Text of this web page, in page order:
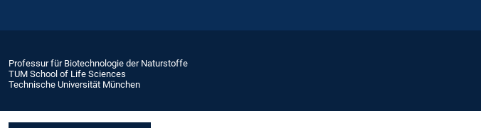
Professur für Biotechnologie der Naturstoffe
TUM School of Life Sciences
Technische Universität München